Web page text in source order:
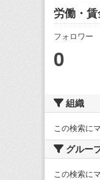
労働・
フォロワー
0
組織
この検索に
グルー
この検索に